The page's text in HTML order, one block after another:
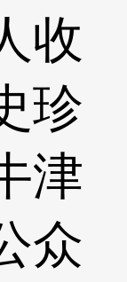
收
珍
津
众